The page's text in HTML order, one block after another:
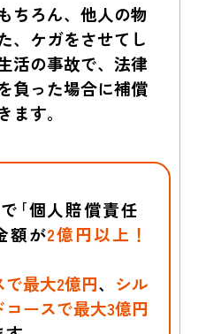
ちろん、他人の物
、ケガをさせてし
活の事故で、法律
負った場合に補償
ます。
｢個人賠償責任
額が2億円以上！
最大2億円、 シル
ースで最大3億円